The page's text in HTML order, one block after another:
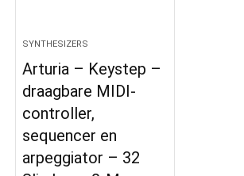
SYNTHESIZERS
Arturia – Keystep –
draagbare MIDI-
controller,
sequencer en
arpeggiator – 32